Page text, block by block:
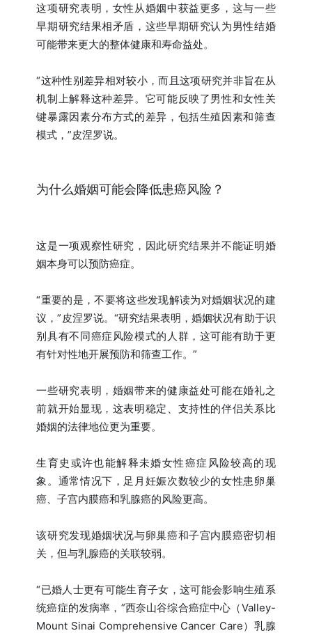
这项研究表明，女性从婚姻中获益更多，这与一些
早期研究结果相矛盾，这些早期研究认为男性结婚
可能带来更大的整体健康和寿命益处。
“这种性别差异相对较小，而且这项研究并非旨在从
机制上解释这种差异。它可能反映了男性和女性关
键暴露因素分布方式的差异，包括生殖因素和筛查
模式，”皮涅罗说。
为什么婚姻可能会降低患癌风险？
这是一项观察性研究，因此研究结果并不能证明婚
姻本身可以预防癌症。
“重要的是，不要将这些发现解读为对婚姻状况的建
议，”皮涅罗说。“研究结果表明，婚姻状况有助于识
别具有不同癌症风险模式的人群，这可能有助于更
有针对性地开展预防和筛查工作。”
一些研究表明，婚姻带来的健康益处可能在婚礼之
前就开始显现，这表明稳定、支持性的伴侣关系比
婚姻的法律地位更为重要。
生育史或许也能解释未婚女性癌症风险较高的现
象。通常情况下，足月妊娠次数较少的女性患卵巢
癌、子宫内膜癌和乳腺癌的风险更高。
该研究发现婚姻状况与卵巢癌和子宫内膜癌密切相
关，但与乳腺癌的关联较弱。
“已婚人士更有可能生育子女，这可能会影响生殖系
统癌症的发病率，”西奈山谷综合癌症中心（Valley-
Mount Sinai Comprehensive Cancer Care）乳腺